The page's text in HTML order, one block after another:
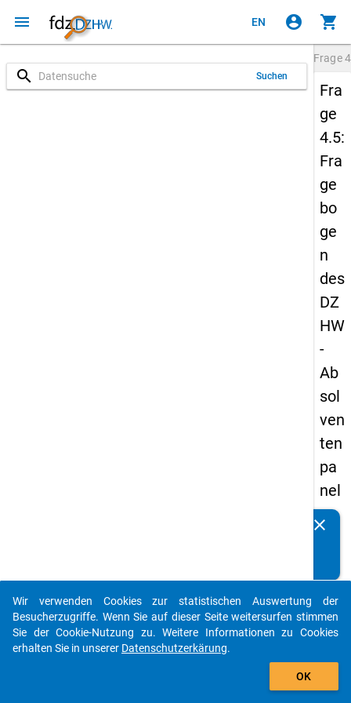
menu EN account_circle shopping_cart
search Suchen
Frage
Fra
ge
4.5:
Fra
ge
bo
ge
n
des
DZ
HW
-
Ab
sol
ven
ten
pa
nel
s
-
ers
te
clear
auto_stories
add_shopping_cart
Wir verwenden Cookies zur statistischen Auswertung der
Besucherzugriffe. Wenn Sie auf dieser Seite weitersurfen stimmen
Sie der Cookie-Nutzung zu. Weitere Informationen zu Cookies
erhalten Sie in unserer Datenschutzerkärung.
OK